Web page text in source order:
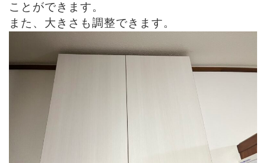
ことができます。
また、大きさも調整できます。